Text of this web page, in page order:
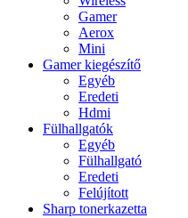
Gamer
Aerox
Mini
Gamer kiegészítő
Egyéb
Eredeti
Hdmi
Fülhallgatók
Egyéb
Fülhallgató
Eredeti
Felújított
Sharp tonerkazetta